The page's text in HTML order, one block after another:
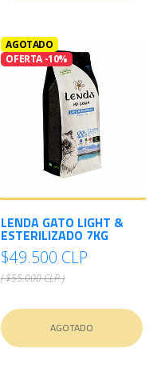
AGOTADO
OFERTA -10%
LENDA GATO LIGHT &
ESTERILIZADO 7KG
$49.500 CLP
( $55.000 CLP )
AGOTADO